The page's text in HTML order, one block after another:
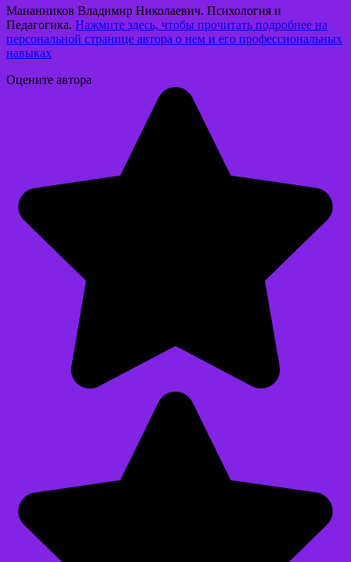
Мананников Владимир Николаевич. Психология и
Педагогика. Нажмите здесь, чтобы прочитать подробнее на
персональной странице автора о нем и его профессиональных
навыках
Оцените автора